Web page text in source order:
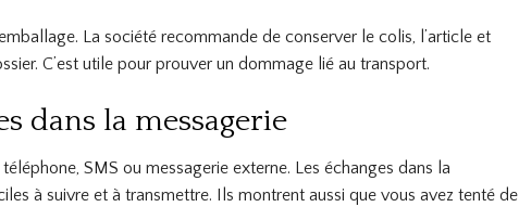
La société recommande de conserver le colis, l’article et
C’est utile pour prouver un dommage lié au transport.
dans la messagerie
SMS ou messagerie externe. Les échanges dans la
à suivre et à transmettre. Ils montrent aussi que vous avez tenté de